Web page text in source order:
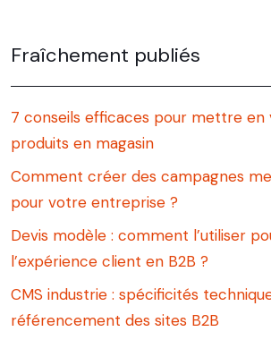
Fraîchement publiés
7 conseils efficaces pour mettre en
produits en magasin
Comment créer des campagnes
pour votre entreprise ?
Devis modèle : comment l’utiliser
l’expérience client en B2B ?
CMS industrie : spécificités
référencement des sites B2B